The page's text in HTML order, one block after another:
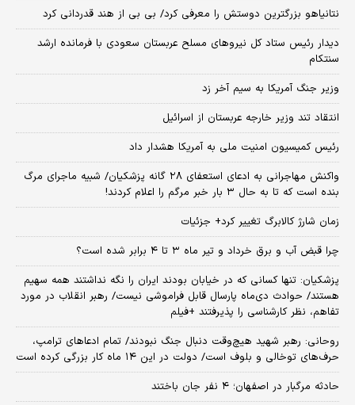
نتانیاهو بزرگترین دوستش را معرفی کرد/ بی بی از هند قدردانی کرد
دیدار رئیس ستاد کل نیروهای مسلح عربستان سعودی با فرمانده ارشد
سنتکام
وزیر جنگ آمریکا به سیم آخر زد
انتقاد تند وزیر خارجه عربستان از اسرائیل
رئیس کمیسیون امنیت ملی به آمریکا هشدار داد
واکنش مهاجرانی به ادعای استعفای ۲۸ گانه پزشکیان/ شبیه ماجرای مرگ
بنده است که تا به حال ۳ بار خبر مرگم را اعلام کردند!
زمان شارژ کالابرگ تغییر کرد+ جزئیات
چرا قبض آب و برق خرداد و تیر ماه ۳ تا ۴ برابر شده است؟
پزشکیان: تنها کسانی که در خیابان بودند ایران را نگه نداشتند همه سهیم
هستند/ حوادث دی‌ماه پارسال قابل فراموشی نیست/ رهبر انقلاب در مورد
تفاهم، نظر کارشناسی را پذیرفتند +فیلم
روحانی: رهبر شهید هیچ‌وقت دنبال جنگ نبودند/ تمام ادعاهای ترامپ،
حرف‌های توخالی و بلوف است/ دولت در این ۱۴ ماه کار بزرگی کرده است
حادثه مرگبار در اصفهان؛ ۴ نفر جان باختند